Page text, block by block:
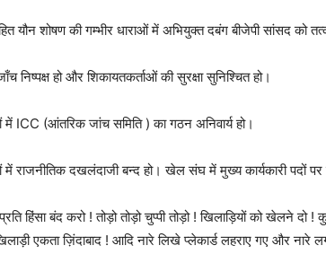
यौन शोषण की गम्भीर धाराओं में अभियुक्त दबंग बीजेपी सांसद को
निष्पक्ष हो और शिकायतकर्ताओं की सुरक्षा सुनिश्चित हो।
ICC (आंतरिक जांच समिति ) का गठन अनिवार्य हो।
राजनीतिक दखलंदाजी बन्द हो। खेल संघ में मुख्य कार्यकारी पदों पर
हिंसा बंद करो ! तोड़ो तोड़ो चुप्पी तोड़ो ! खिलाड़ियों को खेलने
एकता ज़िंदाबाद ! आदि नारे लिखे प्लेकार्ड लहराए गए और नारे